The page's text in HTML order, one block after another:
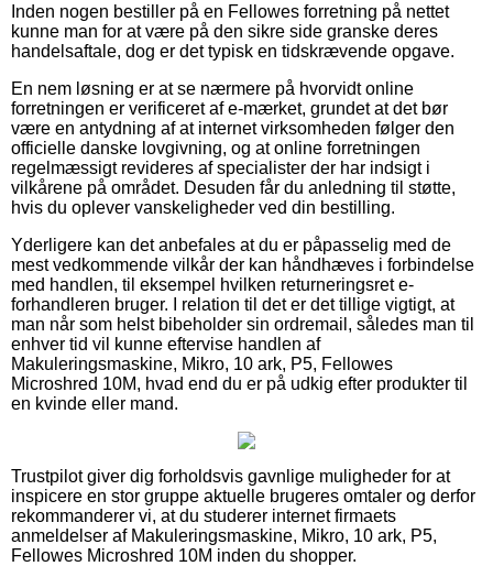
Inden nogen bestiller på en Fellowes forretning på nettet
kunne man for at være på den sikre side granske deres
handelsaftale, dog er det typisk en tidskrævende opgave.
En nem løsning er at se nærmere på hvorvidt online
forretningen er verificeret af e-mærket, grundet at det bør
være en antydning af at internet virksomheden følger den
officielle danske lovgivning, og at online forretningen
regelmæssigt revideres af specialister der har indsigt i
vilkårene på området. Desuden får du anledning til støtte,
hvis du oplever vanskeligheder ved din bestilling.
Yderligere kan det anbefales at du er påpasselig med de
mest vedkommende vilkår der kan håndhæves i forbindelse
med handlen, til eksempel hvilken returneringsret e-
forhandleren bruger. I relation til det er det tillige vigtigt, at
man når som helst bibeholder sin ordremail, således man til
enhver tid vil kunne eftervise handlen af
Makuleringsmaskine, Mikro, 10 ark, P5, Fellowes
Microshred 10M, hvad end du er på udkig efter produkter til
en kvinde eller mand.
Trustpilot giver dig forholdsvis gavnlige muligheder for at
inspicere en stor gruppe aktuelle brugeres omtaler og derfor
rekommanderer vi, at du studerer internet firmaets
anmeldelser af Makuleringsmaskine, Mikro, 10 ark, P5,
Fellowes Microshred 10M inden du shopper.